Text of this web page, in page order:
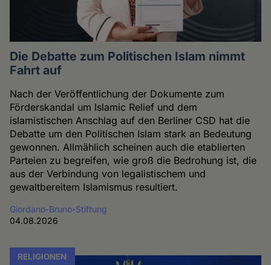
Die Debatte zum Politischen Islam nimmt
Fahrt auf
Nach der Veröffentlichung der Dokumente zum
Förderskandal um Islamic Relief und dem
islamistischen Anschlag auf den Berliner CSD hat die
Debatte um den Politischen Islam stark an Bedeutung
gewonnen. Allmählich scheinen auch die etablierten
Parteien zu begreifen, wie groß die Bedrohung ist, die
aus der Verbindung von legalistischem und
gewaltbereitem Islamismus resultiert.
Giordano-Bruno-Stiftung
04.08.2026
RELIGIONEN